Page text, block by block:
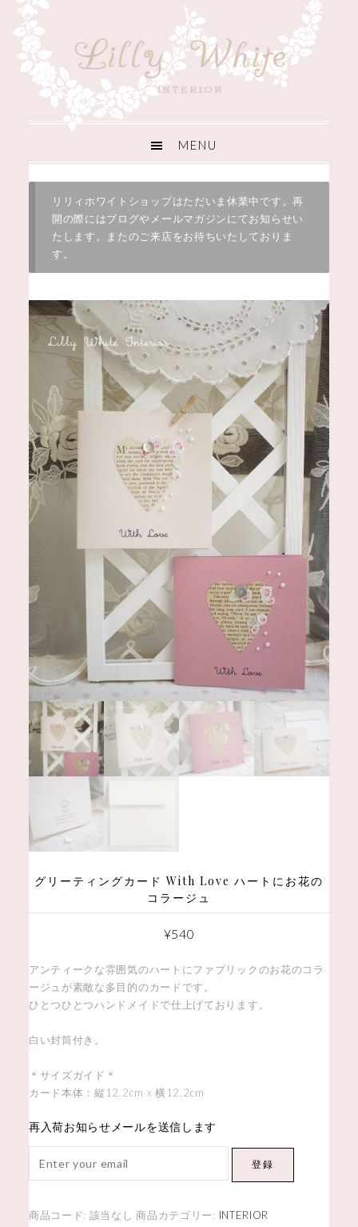
リリィホワイトショップはただいま休業中です。再
開の際にはブログやメールマガジンにてお知らせい
たします。またのご来店をお待ちいたしておりま
す。
グリーティングカード With Love ハートにお花の
コラージュ
¥540
アンティークな雰囲気のハートにファブリックのお花のコラ
ージュが素敵な多目的のカードです。
ひとつひとつハンドメイドで仕上げております。
白い封筒付き。
＊サイズガイド＊
カード本体：縦12.2cm x 横12.2cm
再入荷お知らせメールを送信します
登録
商品コード: 該当なし 商品カテゴリー: INTERIOR